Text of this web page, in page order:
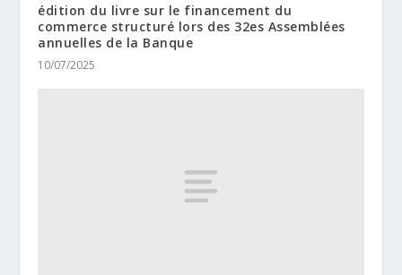
édition du livre sur le financement du
commerce structuré lors des 32es Assemblées
annuelles de la Banque
10/07/2025